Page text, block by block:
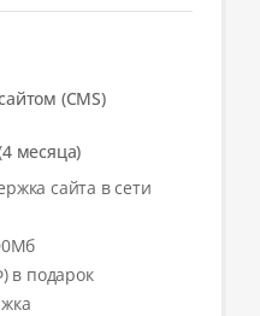
(CMS)
месяца)
сайта в сети
в подарок